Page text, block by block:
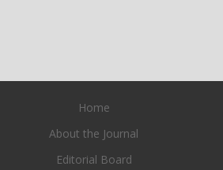
Home
About the Journal
Editorial Board